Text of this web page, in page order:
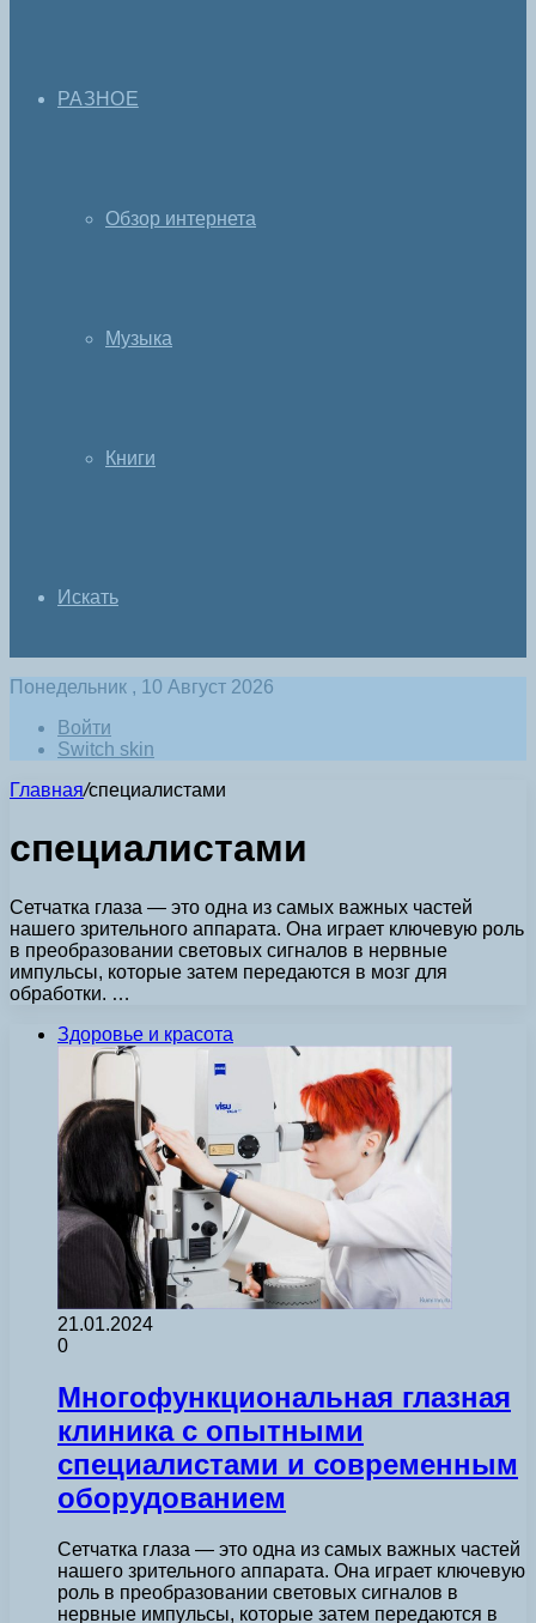
РАЗНОЕ
Обзор интернета
Музыка
Книги
Искать
Понедельник , 10 Август 2026
Войти
Switch skin
Главная/специалистами
специалистами
Сетчатка глаза — это одна из самых важных частей
нашего зрительного аппарата. Она играет ключевую роль
в преобразовании световых сигналов в нервные
импульсы, которые затем передаются в мозг для
обработки. …
Здоровье и красота
21.01.2024
0
Многофункциональная глазная
клиника с опытными
специалистами и современным
оборудованием
Сетчатка глаза — это одна из самых важных частей
нашего зрительного аппарата. Она играет ключевую
роль в преобразовании световых сигналов в
нервные импульсы, которые затем передаются в